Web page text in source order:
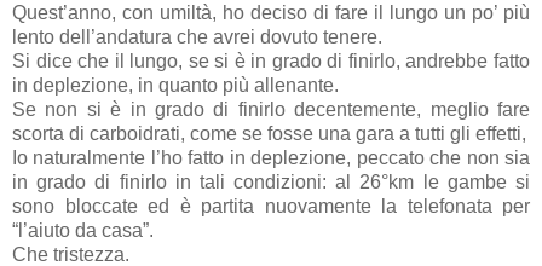
Quest’anno, con umiltà, ho deciso di fare il lungo un po’ più
lento dell’andatura che avrei dovuto tenere.
Si dice che il lungo, se si è in grado di finirlo, andrebbe fatto
in deplezione, in quanto più allenante.
Se non si è in grado di finirlo decentemente, meglio fare
scorta di carboidrati, come se fosse una gara a tutti gli effetti,
Io naturalmente l’ho fatto in deplezione, peccato che non sia
in grado di finirlo in tali condizioni: al 26°km le gambe si
sono bloccate ed è partita nuovamente la telefonata per
“l’aiuto da casa”.
Che tristezza.